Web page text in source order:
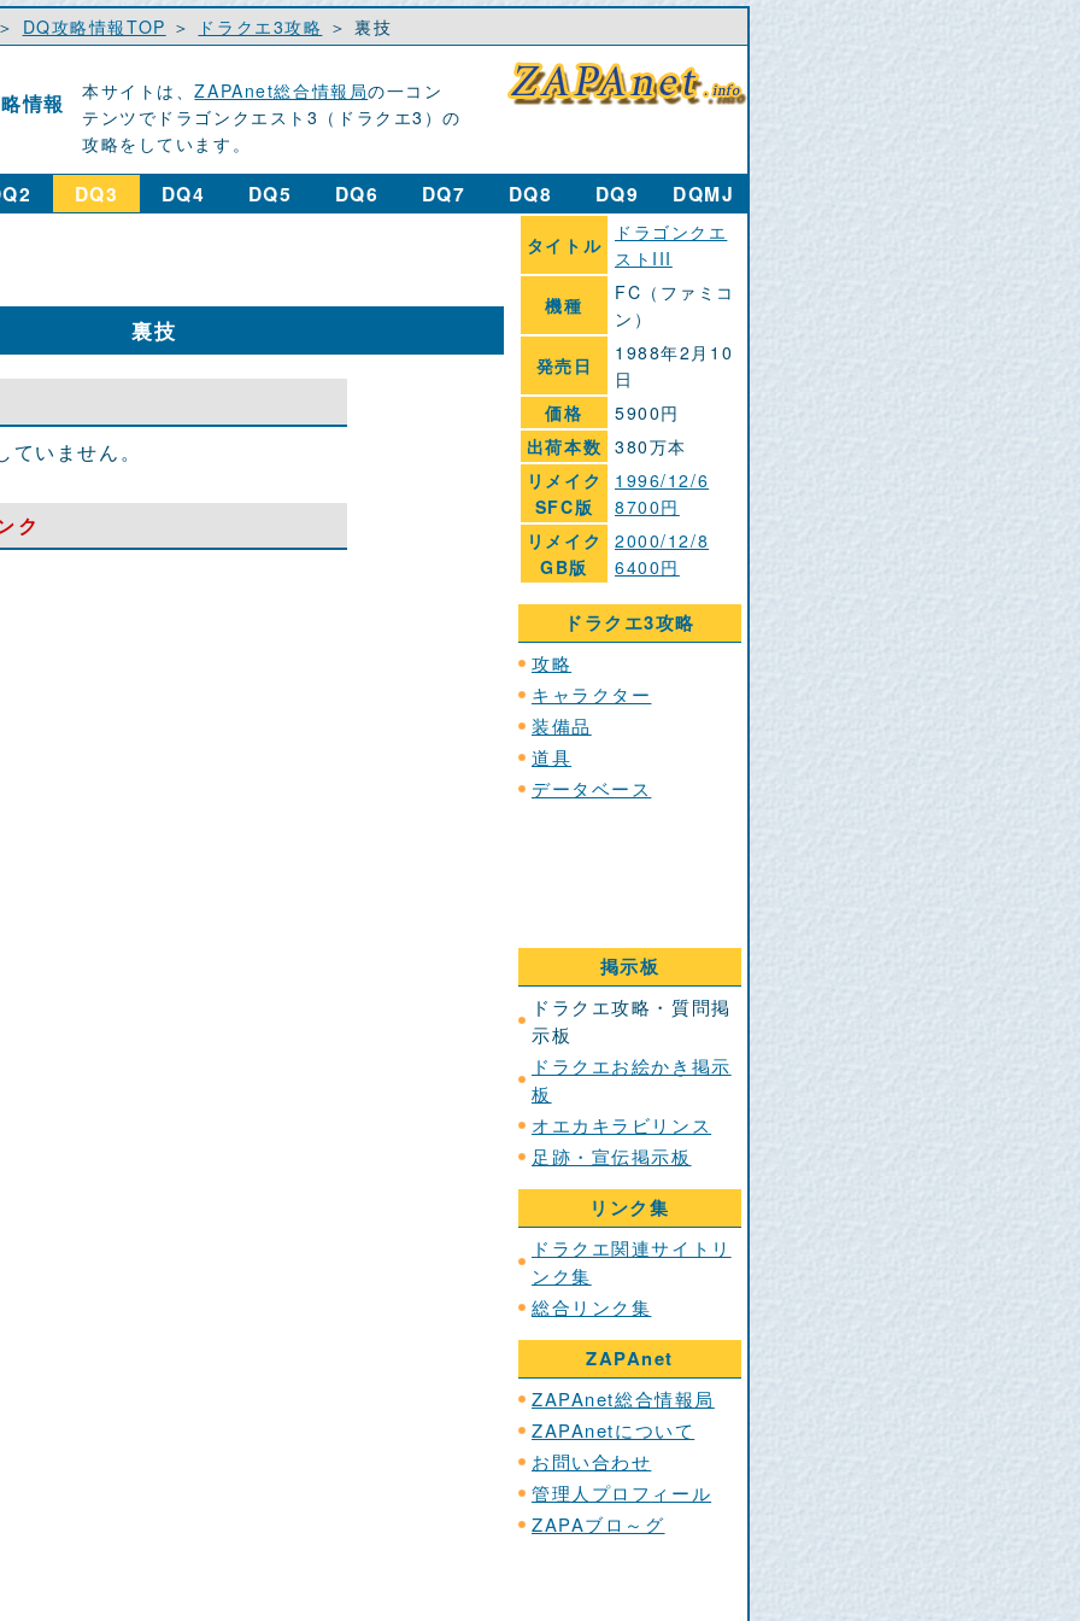
DQ攻略情報TOP ＞ ドラクエ3攻略 ＞ 裏技
情報 本サイトは、ZAPAnet総合情報局の一コン
テンツでドラゴンクエスト3（ドラクエ3）の
攻略をしています。
DQ3 DQ4 DQ5 DQ6 DQ7 DQ8 DQ9 DQMJ
裏技
いません。
ク
タイトル
ドラゴンクエ
ストIII
機種
FC（ファミコ
ン）
発売日
1988年2月10
日
価格
5900円
出荷本数 380万本
リメイク
SFC版
1996/12/6
8700円
リメイク
GB版
2000/12/8
6400円
ドラクエ3攻略
攻略
キャラクター
装備品
道具
データベース
掲示板
ドラクエ攻略・質問掲
示板
ドラクエお絵かき掲示
板
オエカキラビリンス
足跡・宣伝掲示板
リンク集
ドラクエ関連サイトリ
ンク集
総合リンク集
ZAPAnet
ZAPAnet総合情報局
ZAPAnetについて
お問い合わせ
管理人プロフィール
ZAPAブロ～グ